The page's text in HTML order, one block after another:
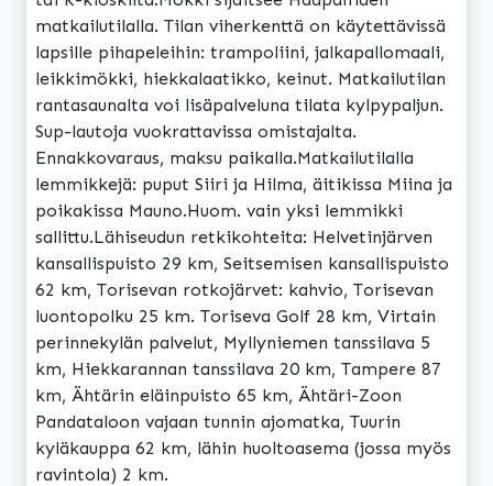
matkailutilalla. Tilan viherkenttä on käytettävissä
lapsille pihapeleihin: trampoliini, jalkapallomaali,
leikkimökki, hiekkalaatikko, keinut. Matkailutilan
rantasaunalta voi lisäpalveluna tilata kylpypaljun.
Sup-lautoja vuokrattavissa omistajalta.
Ennakkovaraus, maksu paikalla.Matkailutilalla
lemmikkejä: puput Siiri ja Hilma, äitikissa Miina ja
poikakissa Mauno.Huom. vain yksi lemmikki
sallittu.Lähiseudun retkikohteita: Helvetinjärven
kansallispuisto 29 km, Seitsemisen kansallispuisto
62 km, Torisevan rotkojärvet: kahvio, Torisevan
luontopolku 25 km. Toriseva Golf 28 km, Virtain
perinnekylän palvelut, Myllyniemen tanssilava 5
km, Hiekkarannan tanssilava 20 km, Tampere 87
km, Ähtärin eläinpuisto 65 km, Ähtäri-Zoon
Pandataloon vajaan tunnin ajomatka, Tuurin
kyläkauppa 62 km, lähin huoltoasema (jossa myös
ravintola) 2 km.